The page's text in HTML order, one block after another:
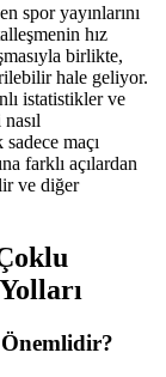
spor yayınlarını
hız
birlikte,
hale geliyor.
istatistikler ve
maçı
farklı açılardan
ve diğer
Önemlidir?